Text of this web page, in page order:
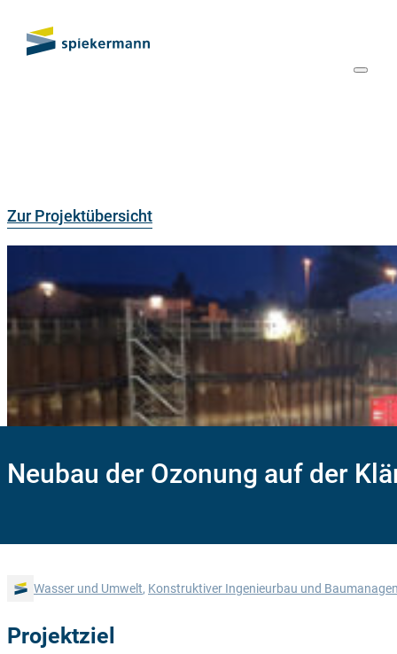
Zur Projektübersicht
Neubau der Ozonung auf der
Wasser und Umwelt, Konstruktiver Ingenieurbau und
Projektziel